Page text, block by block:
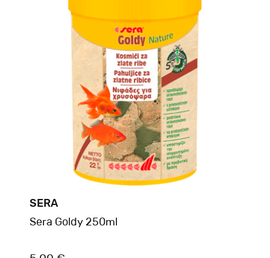
SERA
Sera Goldy 250ml